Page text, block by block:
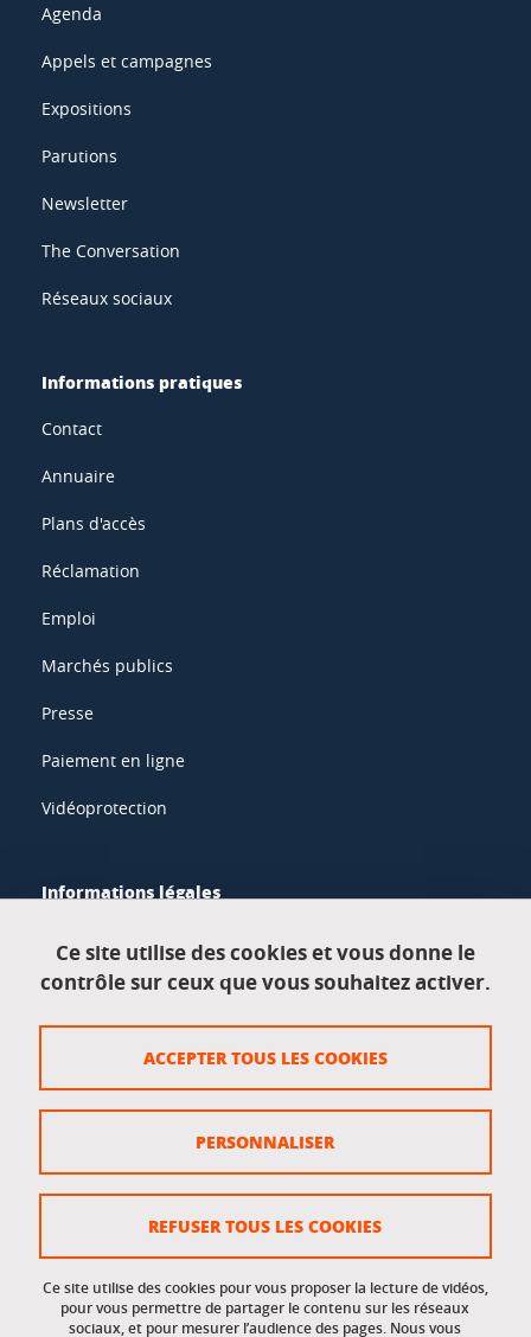
Agenda
Appels et campagnes
Expositions
Parutions
Newsletter
The Conversation
Réseaux sociaux
Informations pratiques
Contact
Annuaire
Plans d'accès
Réclamation
Emploi
Marchés publics
Presse
Paiement en ligne
Vidéoprotection
Informations légales
Données personnelles
Crédits
Gestion des cookies
Accessibilité : non conforme
Accès réservés
Ce site utilise des cookies et vous donne le
contrôle sur ceux que vous souhaitez activer.
Ce site utilise des cookies pour vous proposer la lecture de vidéos,
pour vous permettre de partager le contenu sur les réseaux
sociaux, et pour mesurer l’audience des pages. Nous vous
ACCEPTER TOUS LES COOKIES
REFUSER TOUS LES COOKIES
PERSONNALISER